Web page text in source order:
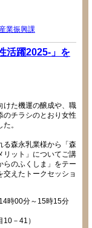
産業振興課
活躍2025-」を
た機運の醸成や、職
のチラシのとおり女性
。
森永乳業様から「森
リット」についてご講
らのふくしま」をテー
交えたトークセッショ
14時00分～15時15分
－41）